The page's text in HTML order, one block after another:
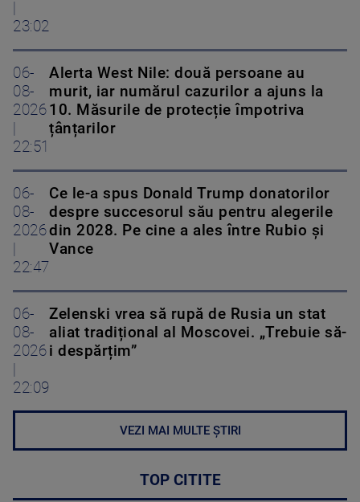
23:02
06-
08-
2026
22:51
Alerta West Nile: două persoane au
murit, iar numărul cazurilor a ajuns la
10. Măsurile de protecție împotriva
țânțarilor
06-
08-
2026
22:47
Ce le-a spus Donald Trump donatorilor
despre succesorul său pentru alegerile
din 2028. Pe cine a ales între Rubio și
Vance
06-
08-
2026
22:09
Zelenski vrea să rupă de Rusia un stat
aliat tradițional al Moscovei. „Trebuie să-
i despărțim”
VEZI MAI MULTE ȘTIRI
TOP CITITE